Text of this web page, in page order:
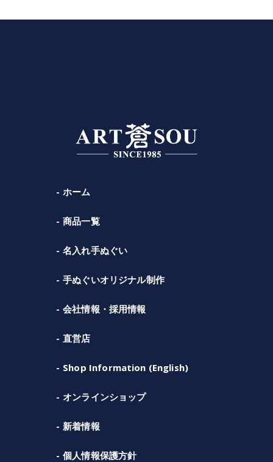
ホーム
商品一覧
名入れ手ぬぐい
手ぬぐいオリジナル制作
会社情報・採用情報
直営店
Shop Information (English)
オンラインショップ
新着情報
個人情報保護方針